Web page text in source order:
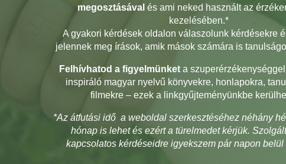
megosztásával és ami neked használt az
kezelésében.*
A gyakori kérdések oldalon válaszolunk kérdésekre
jelennek meg írások, amik mások számára is
Felhívhatod a figyelmünket a
inspiráló magyar nyelvű könyvekre, honlapokra,
filmekre – ezek a linkgyűjteményünkbe
*Az átfutási idő a weboldal szerkesztéséhez néhány
hónap is lehet és ezért a türelmedet kérjük.
kapcsolatos kérdéseidre igyekszem pár napon